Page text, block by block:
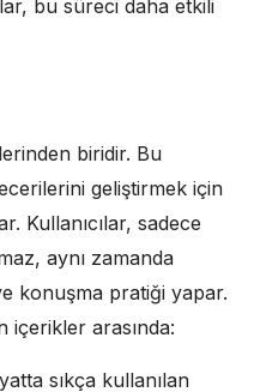
bu süreci daha etkili
biridir. Bu
geliştirmek için
Kullanıcılar, sadece
aynı zamanda
konuşma pratiği yapar.
içerikler arasında:
sıkça kullanılan